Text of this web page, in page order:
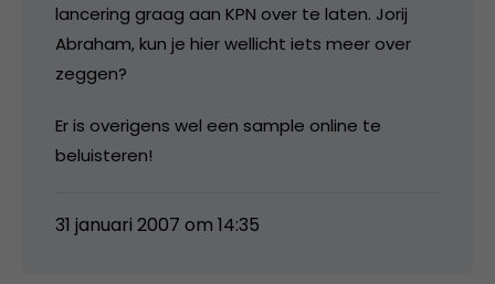
lancering graag aan KPN over te laten. Jorij
Abraham, kun je hier wellicht iets meer over
zeggen?
Er is overigens wel een sample online te
beluisteren!
31 januari 2007 om 14:35